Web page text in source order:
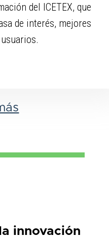
del ICETEX, que
de interés, mejores
innovación